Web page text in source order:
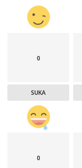
0
SUKA
0